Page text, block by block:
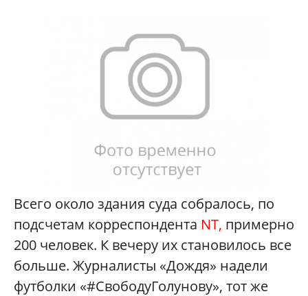
Всего около здания суда собралось, по
подсчетам корреспондента NT, примерно
200 человек. К вечеру их становилось все
больше. Журналисты «Дождя» надели
футболки «#СвободуГолунову», тот же